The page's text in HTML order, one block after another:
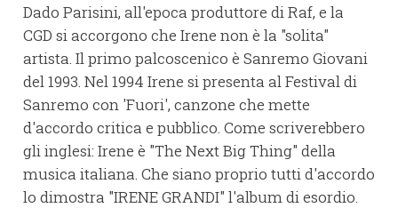
Dado Parisini, all'epoca produttore di Raf, e la
CGD si accorgono che Irene non è la "solita"
artista. Il primo palcoscenico è Sanremo Giovani
del 1993. Nel 1994 Irene si presenta al Festival di
Sanremo con 'Fuori', canzone che mette
d'accordo critica e pubblico. Come scriverebbero
gli inglesi: Irene è "The Next Big Thing" della
musica italiana. Che siano proprio tutti d'accordo
lo dimostra "IRENE GRANDI" l'album di esordio.